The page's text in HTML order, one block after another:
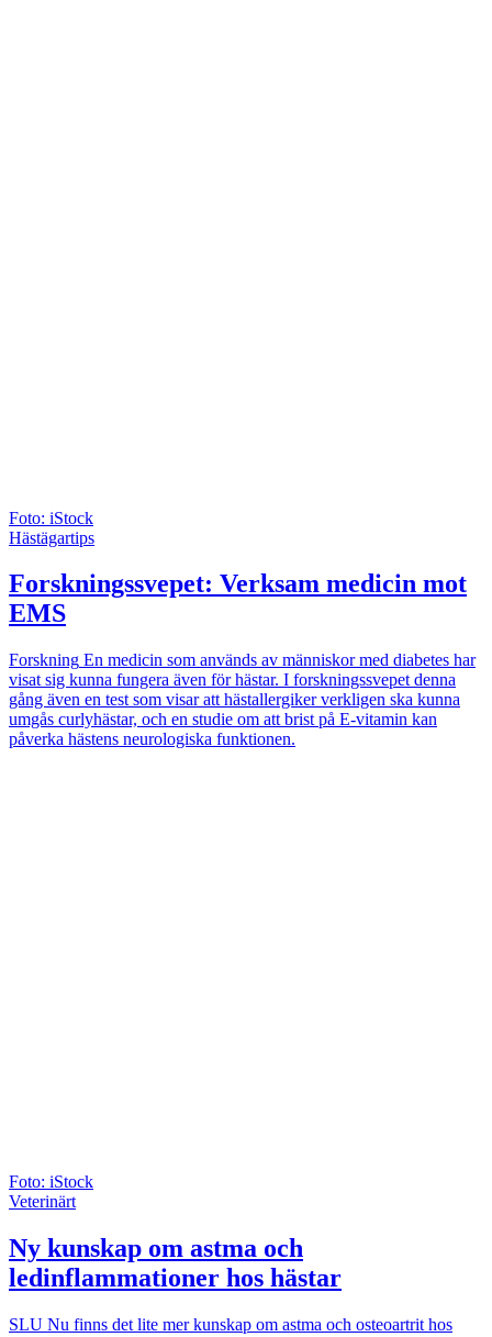
Foto: iStock
Hästägartips
Forskningssvepet: Verksam medicin mot
EMS
Forskning En medicin som används av människor med diabetes har
visat sig kunna fungera även för hästar. I forskningssvepet denna
gång även en test som visar att hästallergiker verkligen ska kunna
umgås curlyhästar, och en studie om att brist på E-vitamin kan
påverka hästens neurologiska funktionen.
Foto: iStock
Veterinärt
Ny kunskap om astma och
ledinflammationer hos hästar
SLU Nu finns det lite mer kunskap om astma och osteoartrit hos